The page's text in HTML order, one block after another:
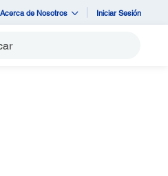
Acerca de Nosotros Iniciar Sesión